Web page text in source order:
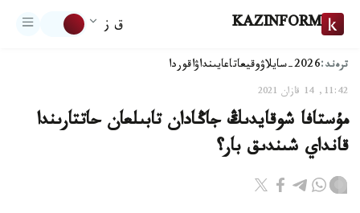
KAZINFORM ق ز
ترەند:2026-سايلاۋ وقيعاتاعايىنداۋاقوردا
11:42, 14 قازان 2021
مۇستافا شوقايدىڭ جاڭادان تابىلعان حاتتارىندا
قانداي شىندىق بار؟